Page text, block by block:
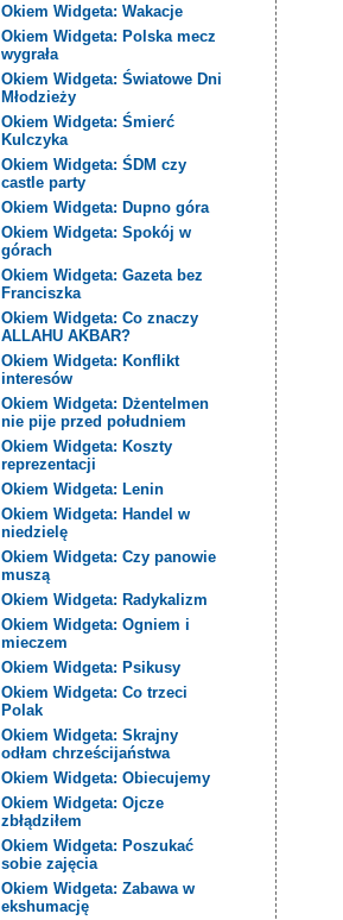
Okiem Widgeta: Wakacje
Okiem Widgeta: Polska mecz
wygrała
Okiem Widgeta: Światowe Dni
Młodzieży
Okiem Widgeta: Śmierć
Kulczyka
Okiem Widgeta: ŚDM czy
castle party
Okiem Widgeta: Dupno góra
Okiem Widgeta: Spokój w
górach
Okiem Widgeta: Gazeta bez
Franciszka
Okiem Widgeta: Co znaczy
ALLAHU AKBAR?
Okiem Widgeta: Konflikt
interesów
Okiem Widgeta: Dżentelmen
nie pije przed południem
Okiem Widgeta: Koszty
reprezentacji
Okiem Widgeta: Lenin
Okiem Widgeta: Handel w
niedzielę
Okiem Widgeta: Czy panowie
muszą
Okiem Widgeta: Radykalizm
Okiem Widgeta: Ogniem i
mieczem
Okiem Widgeta: Psikusy
Okiem Widgeta: Co trzeci
Polak
Okiem Widgeta: Skrajny
odłam chrześcijaństwa
Okiem Widgeta: Obiecujemy
Okiem Widgeta: Ojcze
zbłądziłem
Okiem Widgeta: Poszukać
sobie zajęcia
Okiem Widgeta: Zabawa w
ekshumację